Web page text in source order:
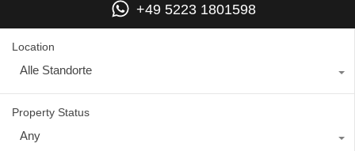
+49 5223 1801598
Location
Alle Standorte
Property Status
Any